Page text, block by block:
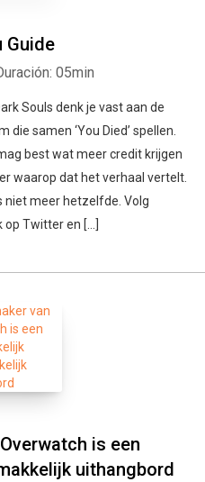
Guide
05min
Souls denk je vast aan de
samen ‘You Died’ spellen.
best wat meer credit krijgen
waarop dat het verhaal vertelt.
niet meer hetzelfde. Volg
op Twitter en […]
is een
uithangbord